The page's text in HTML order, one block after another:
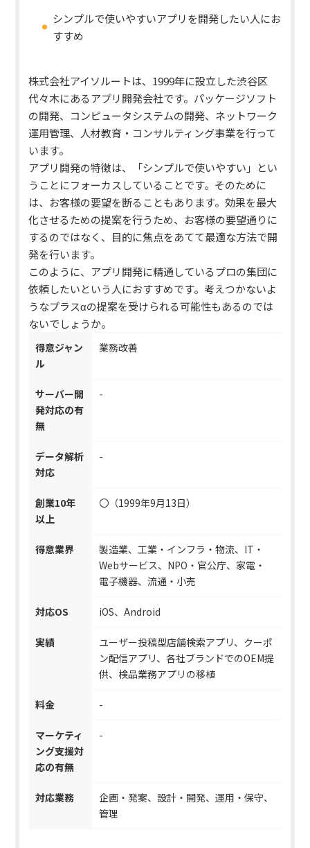
シンプルで使いやすいアプリを開発したい人にお
すすめ
株式会社アイソルートは、1999年に設立した渋谷区
代々木にあるアプリ開発会社です。パッケージソフト
の開発、コンピュータシステムの開発、ネットワーク
運用管理、人材教育・コンサルティング事業を行って
います。
アプリ開発の特徴は、「シンプルで使いやすい」とい
うことにフォーカスしていることです。 そのために
は、お客様の要望を断ることもあります。効果を最大
化させるための提案を行うため、お客様の要望通りに
するのではなく、目的に焦点をあてて最適な方法で開
発を行います。
このように、アプリ開発に精通しているプロの集団に
依頼したいという人におすすめです。考えつかないよ
うなプラスαの提案を受けられる可能性もあるのでは
ないでしょうか。
得意ジャン
ル
業務改善
サーバー開
発対応の有
無
-
データ解析
対応
-
創業10年
以上
〇（1999年9月13日）
得意業界
製造業、工業・インフラ・物流、IT・
Webサービス、NPO・官公庁、家電・
電子機器、流通・小売
対応OS iOS、Android
実績
ユーザー投稿型店舗検索アプリ、クーポ
ン配信アプリ、各社ブランドでのOEM提
供、検品業務アプリの移植
料金 -
マーケティ
ング支援対
応の有無
-
対応業務
企画・発案、設計・開発、運用・保守、
管理